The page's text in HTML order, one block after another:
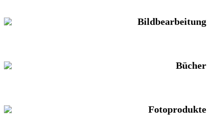
Bildbearbeitung
Bücher
Fotoprodukte